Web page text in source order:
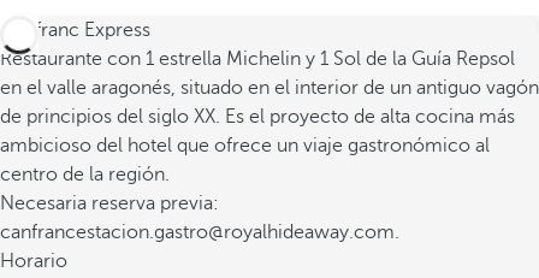
Canfranc Express
Restaurante con 1 estrella Michelin y 1 Sol de la Guía Repsol
en el valle aragonés, situado en el interior de un antiguo vagón
de principios del siglo XX. Es el proyecto de alta cocina más
ambicioso del hotel que ofrece un viaje gastronómico al
centro de la región.
Necesaria reserva previa:
canfrancestacion.gastro@royalhideaway.com.
Horario